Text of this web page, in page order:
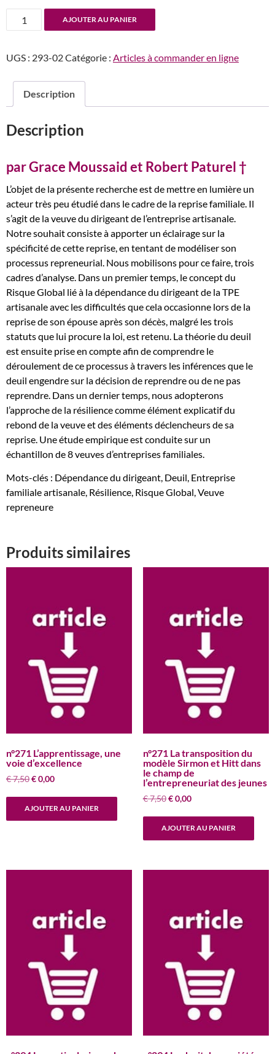
prix
prix
actuel
quantité
de
Veuve
les
fondamentaux
processus
repreneurial
multidimensionnel
AJOUTER AU PANIER
UGS : 293-02Catégorie : Articles à commander en ligne
Description
Description
par Grace Moussaid et Robert Paturel †
L’objet de la présente recherche est de mettre en lumière un
acteur très peu étudié dans le cadre de la reprise familiale. Il
s’agit de la veuve du dirigeant de l’entreprise artisanale.
Notre souhait consiste à apporter un éclairage sur la
spécificité de cette reprise, en tentant de modéliser son
processus repreneurial. Nous mobilisons pour ce faire, trois
cadres d’analyse. Dans un premier temps, le concept du
Risque Global lié à la dépendance du dirigeant de la TPE
artisanale avec les difficultés que cela occasionne lors de la
reprise de son épouse après son décès, malgré les trois
statuts que lui procure la loi, est retenu. La théorie du deuil
est ensuite prise en compte afin de comprendre le
déroulement de ce processus à travers les inférences que le
deuil engendre sur la décision de reprendre ou de ne pas
reprendre. Dans un dernier temps, nous adopterons
l’approche de la résilience comme élément explicatif du
rebond de la veuve et des éléments déclencheurs de sa
reprise. Une étude empirique est conduite sur un
échantillon de 8 veuves d’entreprises familiales.
Mots-clés : Dépendance du dirigeant, Deuil, Entreprise
familiale artisanale, Résilience, Risque Global, Veuve
repreneure
Produits similaires
n°271 L’apprentissage, une
voie d’excellence
€7,50Le
€0,00Le
AJOUTER AU PANIER
n°271 La transposition du
modèle Sirmon et Hitt dans
le champ de
l’entrepreneuriat des jeunes
€7,50 Le
€0,00Le
AJOUTER AU PANIER